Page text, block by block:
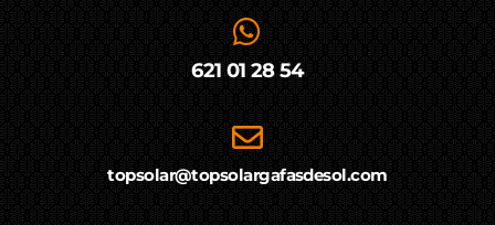
621 01 28 54
topsolar@topsolargafasdesol.com